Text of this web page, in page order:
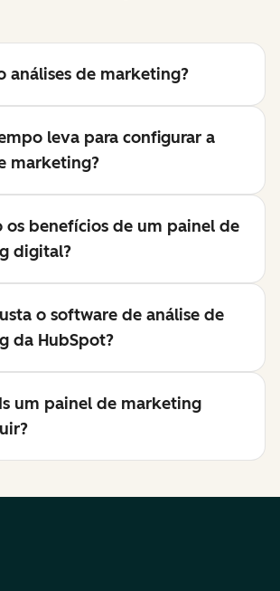
análises de marketing?
leva para configurar a
marketing?
os benefícios de um painel de
digital?
o software de análise de
da HubSpot?
um painel de marketing